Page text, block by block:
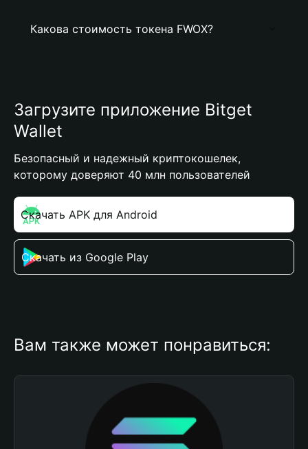
Какова стоимость токена FWOX?
Загрузите приложение Bitget
Wallet
Безопасный и надежный криптокошелек,
которому доверяют 40 млн пользователей
Скачать APK для Android
Скачать из Google Play
Вам также может понравиться: